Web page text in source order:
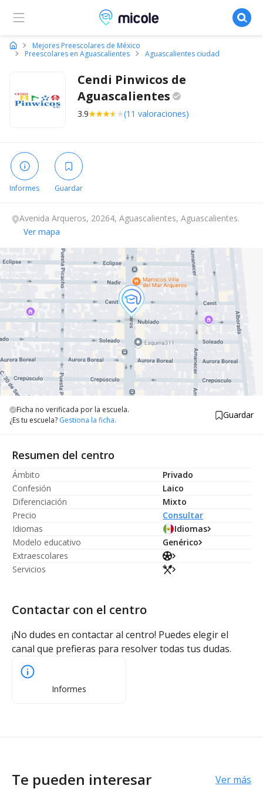
Micole, buscador de colegios
Mejores Preescolares de México
Preescolares en Aguascalientes
Aguascalientes ciudad
Cendi Pinwicos de
Aguascalientes
3.9 (11 valoraciones)
Informes Guardar
Avenida Arqueros, 20264, Aguascalientes, Aguascalientes.
Ver mapa
Ficha no verificada por la escuela.
¿Es tu escuela? Gestiona la ficha. Guardar
Resumen del centro
Ámbito
Privado
Confesión
Laico
Diferenciación
Mixto
Precio
Consultar
Idiomas
Idiomas
Modelo educativo
Genérico
Extraescolares
Servicios
Contactar con el centro
¡No dudes en contactar al centro! Puedes elegir el
canal que prefieras para resolver todas tus dudas.
Informes
Te pueden interesar Ver más